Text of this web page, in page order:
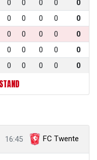
0 0 0 0
0
0 0 0 0
0
0 0 0 0
0
0 0 0 0
0
0 0 0 0 0
16:45 FC Twente